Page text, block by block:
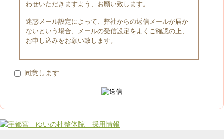
わせいただきますよう、お願い致します。
迷惑メール設定によって、弊社からの返信メールが届か
ないという場合、メールの受信設定をよくご確認の上、
お申し込みをお願い致します。
同意します